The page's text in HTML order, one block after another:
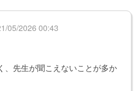
05/2026 00:43
、先生が聞こえないことが多か